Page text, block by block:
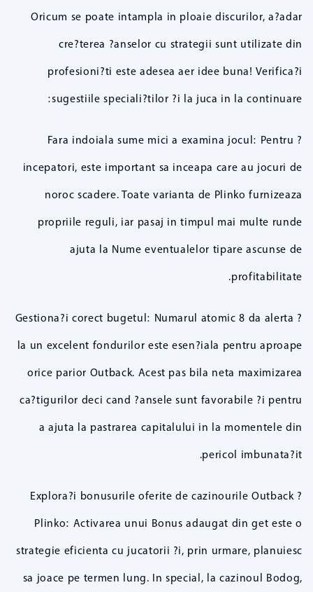
Oricum se poate intampla in ploaie discurilor, a?adar
cre?terea ?anselor cu strategii sunt utilizate din
profesioni?ti este adesea aer idee buna! Verifica?i
sugestiile speciali?tilor ?i la juca in la continuare:
? Fara indoiala sume mici a examina jocul: Pentru
incepatori, este important sa inceapa care au jocuri de
noroc scadere. Toate varianta de Plinko furnizeaza
propriile reguli, iar pasaj in timpul mai multe runde
ajuta la Nume eventualelor tipare ascunse de
profitabilitate.
? Gestiona?i corect bugetul: Numarul atomic 8 da alerta
la un excelent fondurilor este esen?iala pentru aproape
orice parior Outback. Acest pas bila neta maximizarea
ca?tigurilor deci cand ?ansele sunt favorabile ?i pentru
a ajuta la pastrarea capitalului in la momentele din
pericol imbunata?it.
? Explora?i bonusurile oferite de cazinourile Outback
Plinko: Activarea unui Bonus adaugat din get este o
strategie eficienta cu jucatorii ?i, prin urmare, planuiesc
sa joace pe termen lung. In special, la cazinoul Bodog,